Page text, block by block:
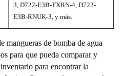
3, D722-E3B-TXRN-4, D722-
E3B-RNUK-3, y más.
mangueras de bomba de agua
para que pueda comparar y
para encontrar la